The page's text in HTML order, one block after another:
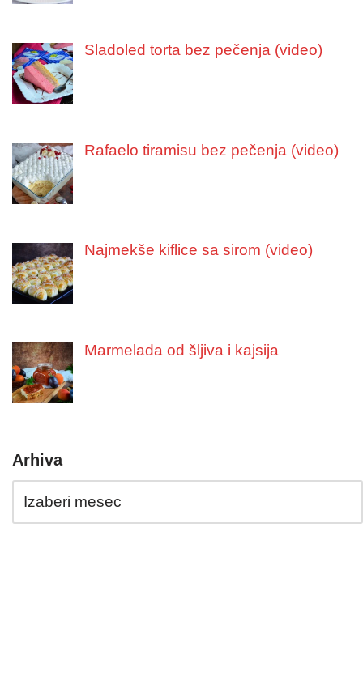
Sladoled torta bez pečenja (video)
Rafaelo tiramisu bez pečenja (video)
Najmekše kiflice sa sirom (video)
Marmelada od šljiva i kajsija
Arhiva